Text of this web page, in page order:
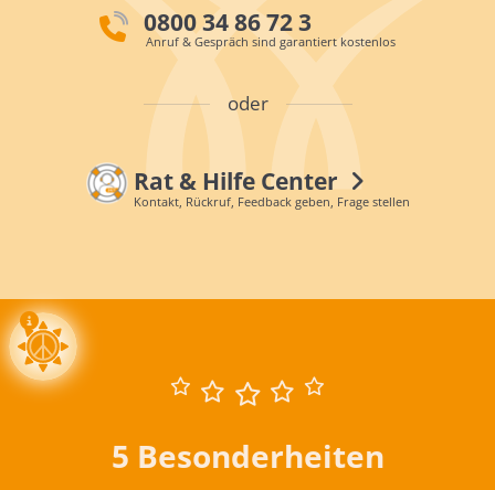
0800 34 86 72 3
Anruf & Gespräch sind garantiert kostenlos
oder
Rat & Hilfe Center
Kontakt, Rückruf, Feedback geben, Frage stellen
5 Besonderheiten